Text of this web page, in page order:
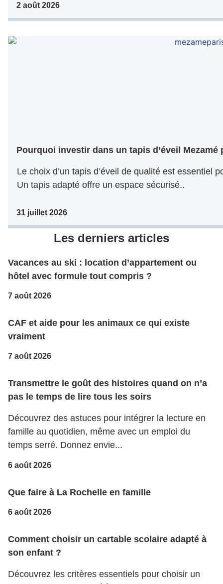
2 août 2026
Pourquoi investir dans un tapis d’éveil Mezamé
Le choix d’un tapis d’éveil de qualité est essentiel
Un tapis adapté offre un espace sécurisé..
31 juillet 2026
Les derniers articles
Vacances au ski : location d’appartement ou
hôtel avec formule tout compris ?
7 août 2026
CAF et aide pour les animaux ce qui existe
vraiment
7 août 2026
Transmettre le goût des histoires quand on n’a
pas le temps de lire tous les soirs
Découvrez des astuces pour intégrer la lecture en
famille au quotidien, même avec un emploi du
temps serré. Donnez envie...
6 août 2026
Que faire à La Rochelle en famille
6 août 2026
Comment choisir un cartable scolaire adapté à
son enfant ?
Découvrez les critères essentiels pour choisir un